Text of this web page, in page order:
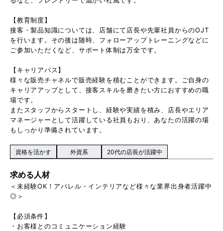
【教育制度】
接客・製品知識については、店舗にて店長や先輩社員からのOJT
を行います。その後は随時、フォローアップトレーニングなどに
ご参加いただくなど、サポート体制は万全です。
【キャリアパス】
様々な販売チャネルで販売経験を積むことができます。ご自身の
キャリアアップとして、接客スキルを磨きたい方におすすめの職
場です。
またスタッフからスタートし、経験や実績を積み、店長やエリア
マネージャーとして活躍している社員もおり、あなたの活躍の場
もしっかり準備されています。
資格を活かす 外資系 20代の店長が活躍中
求める人材
＜未経験OK！アパレル・インテリアなど様々な業界出身者活躍中
◎＞
【必須条件】
・お客様とのコミュニケーション経験